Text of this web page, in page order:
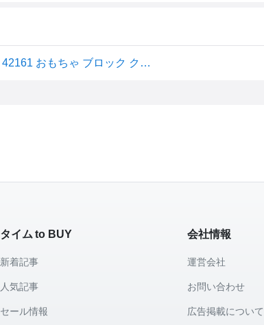
レゴ(LEGO) テクニック ランボルギーニ ウラカン テクニカ ギフト 42161 おもちゃ ブロック クリスマスプレゼント 誕生日プ 送料無料
タイム to BUY
新着記事
人気記事
セール情報
会社情報
運営会社
お問い合わせ
広告掲載について